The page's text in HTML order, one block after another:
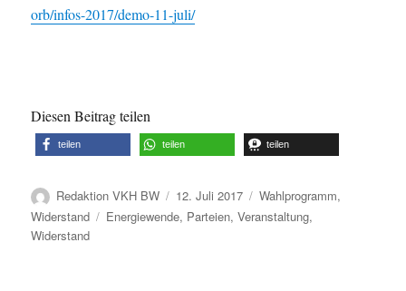
orb/infos-2017/demo-11-juli/
Diesen Beitrag teilen
teilen teilen teilen
Autor
Redaktion VKH BW
Veröffentlicht
am
12. Juli 2017 Kategorien
Wahlprogramm,
Widerstand
Schlagwörter
Energiewende, Parteien,Veranstaltung,
Widerstand